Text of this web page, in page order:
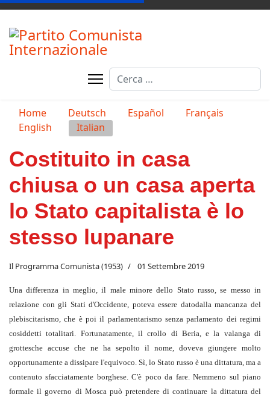
Cerca
Seleziona la tua lingua
Home Deutsch Español
Français
English
Italian
Costituito in casa
chiusa o un casa aperta
lo Stato capitalista è lo
stesso lupanare
Il Programma Comunista (1953) 01 Settembre 2019
Una differenza in meglio, il male minore dello Stato russo, se messo in
relazione con gli Stati d'Occidente, poteva essere datodalla mancanza del
plebiscitarismo, che è poi il parlamentarismo senza parlamento dei regimi
cosiddetti totalitari. Fortunatamente, il crollo di Beria, e la valanga di
grottesche accuse che ne ha sepolto il nome, doveva giungere molto
opportunamente a dissipare l'equivoco. Sì, lo Stato russo è una dittatura, ma a
contenuto sfacciatamente borghese. C'è poco da fare. Nemmeno sul piano
formale il governo di Mosca può pretendere di continuare la dittatura del